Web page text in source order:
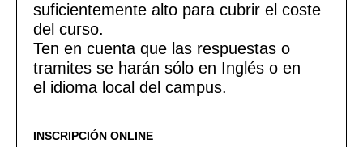
suficientemente alto para cubrir el coste
del curso.
Ten en cuenta que las respuestas o
tramites se harán sólo en Inglés o en
el idioma local del campus.
INSCRIPCIÓN ONLINE